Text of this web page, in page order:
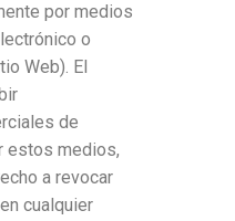
por medios
o
Web). El
de
estos medios,
a revocar
cualquier